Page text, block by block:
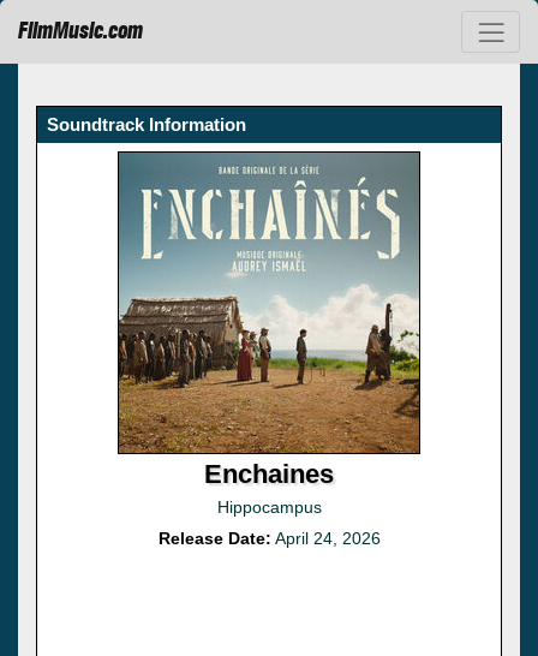
FilmMusic.com
Soundtrack Information
Enchaines
Hippocampus
Release Date: April 24, 2026